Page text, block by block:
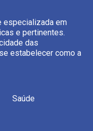
especializada em
e pertinentes.
das
estabelecer como a
Saúde